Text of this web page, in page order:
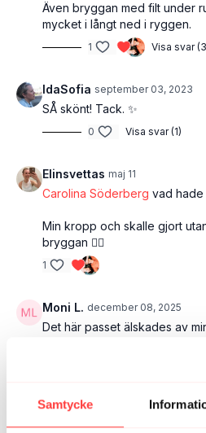
Samtycke
Även bryggan med filt under
mycket i långt ned i ryggen.
1 Visa svar
IdaSofia september 03, 2023
SÅ skönt! Tack. ✨
0 Visa svar (1)
Elinsvettas maj 11
Carolina Söderberg vad hade
Min kropp och skalle gjort
bryggan ❤️‍🔥
1
Moni L. december 08, 2025
Det här passet älskades av
Frida S. januari 06, 2025